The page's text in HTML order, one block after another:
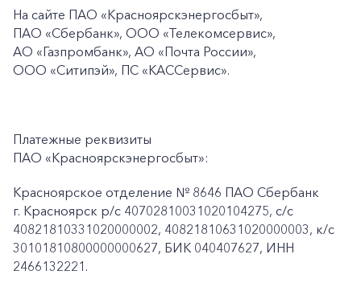
На сайте ПАО «Красноярскэнергосбыт»,
ПАО «Сбербанк», ООО «Телекомсервис»,
АО «Газпромбанк», АО «Почта России»,
ООО «Ситипэй», ПС «КАССервис».
Платежные реквизиты
ПАО «Красноярскэнергосбыт»:
Красноярское отделение № 8646 ПАО Сбербанк
г. Красноярск p/c 40702810031020104275, с/с
40821810331020000002, 40821810631020000003, к/c
30101810800000000627, БИК 040407627, ИНН
2466132221.